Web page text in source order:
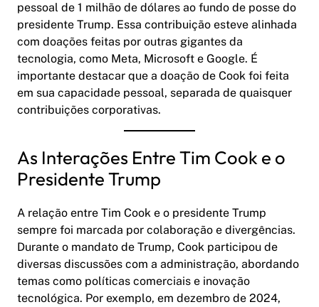
pessoal de 1 milhão de dólares ao fundo de posse do
presidente Trump. Essa contribuição esteve alinhada
com doações feitas por outras gigantes da
tecnologia, como Meta, Microsoft e Google. É
importante destacar que a doação de Cook foi feita
em sua capacidade pessoal, separada de quaisquer
contribuições corporativas.
As Interações Entre Tim Cook e o
Presidente Trump
A relação entre Tim Cook e o presidente Trump
sempre foi marcada por colaboração e divergências.
Durante o mandato de Trump, Cook participou de
diversas discussões com a administração, abordando
temas como políticas comerciais e inovação
tecnológica. Por exemplo, em dezembro de 2024,